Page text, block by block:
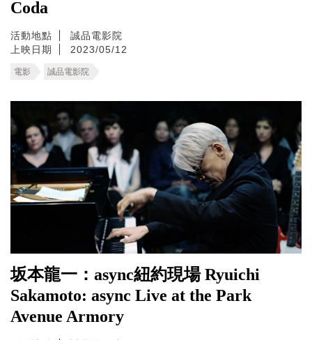
Coda
活動地點
誠品電影院
上映日期
2023/05/12
電影 誠品電影院
坂本龍一：async紐約現場 Ryuichi
Sakamoto: async Live at the Park
Avenue Armory